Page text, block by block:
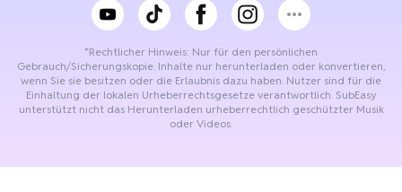
*Rechtlicher Hinweis: Nur für den persönlichen
Gebrauch/Sicherungskopie. Inhalte nur herunterladen oder konvertieren,
wenn Sie sie besitzen oder die Erlaubnis dazu haben. Nutzer sind für die
Einhaltung der lokalen Urheberrechtsgesetze verantwortlich. SubEasy
unterstützt nicht das Herunterladen urheberrechtlich geschützter Musik
oder Videos.